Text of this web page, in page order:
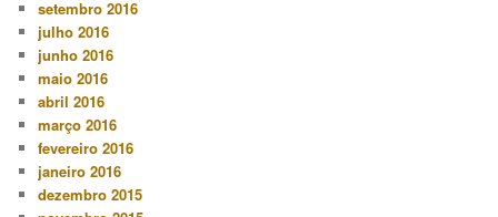
setembro 2016
julho 2016
junho 2016
maio 2016
abril 2016
março 2016
fevereiro 2016
janeiro 2016
dezembro 2015